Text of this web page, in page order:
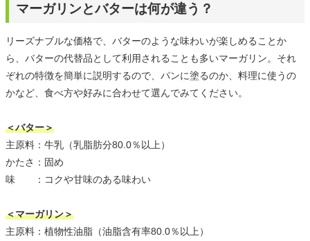
マーガリンとバターは何が違う？
リーズナブルな価格で、バターのような味わいが楽しめることか
ら、バターの代替品として利用されることも多いマーガリン。それ
ぞれの特徴を簡単に説明するので、パンに塗るのか、料理に使うの
かなど、食べ方や好みに合わせて選んでみてください。
＜バター＞
主原料：牛乳（乳脂肪分80.0％以上）
かたさ：固め
味 ：コクや甘味のある味わい
＜マーガリン＞
主原料：植物性油脂（油脂含有率80.0％以上）